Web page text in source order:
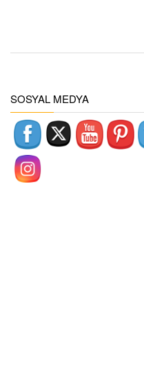
SOSYAL MEDYA